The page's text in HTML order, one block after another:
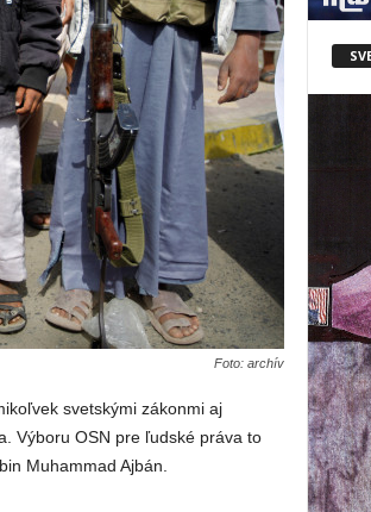
Foto: archív
svetskými zákonmi aj
Výboru OSN pre ľudské práva to
Muhammad Ajbán.